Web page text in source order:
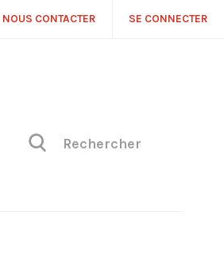
NOUS CONTACTER SE CONNECTER